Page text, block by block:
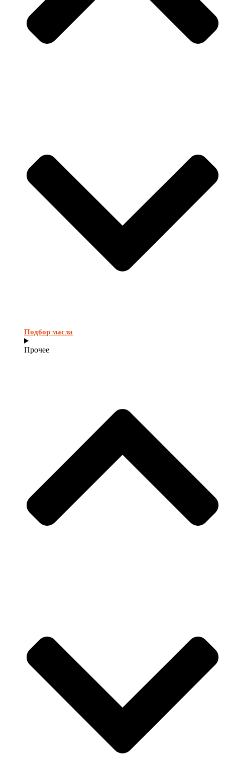
Подбор масла
Прочее